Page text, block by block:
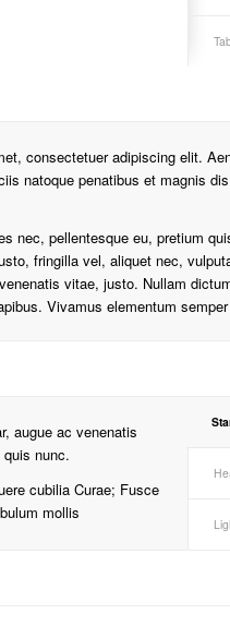
consectetuer adipiscing elit.
natoque penatibus et magnis
nec, pellentesque eu, pretium
fringilla vel, aliquet nec,
vitae, justo. Nullam
Vivamus elementum
augue ac venenatis
nunc.
cubilia Curae; Fusce
mollis